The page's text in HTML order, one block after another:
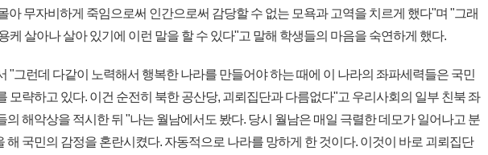
아 무자비하게 죽임으로써 인간으로써 감당할 수 없는 모욕과 고역을 치르게 했다"며 "그래
케 살아나 살아 있기에 이런 말을 할 수 있다"고 말해 학생들의 마음을 숙연하게 했다.
"그런데 다같이 노력해서 행복한 나라를 만들어야 하는 때에 이 나라의 좌파세력들은 국민
모략하고 있다. 이건 순전히 북한 공산당, 괴뢰집단과 다름없다"고 우리사회의 일부 친북 좌
의 해악상을 적시한 뒤 "나는 월남에서도 봤다. 당시 월남은 매일 극렬한 데모가 일어나고 분
해 국민의 감정을 혼란시켰다. 자동적으로 나라를 망하게 한 것이다. 이것이 바로 괴뢰집단